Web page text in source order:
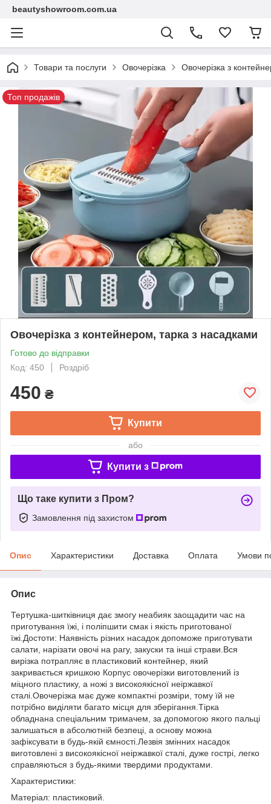
beautyshowroom.com.ua
Товари та послуги Овочерізка Овочерізка з
Топ продажів
Овочерізка з контейнером, тарка з насадками
Готово до відправки
Код: 450
Роздріб
450 ₴
Купити
або
Купити з
Що таке купити з Пром?
Замовлення під захистом
Опис Характеристики Доставка Оплата Умови
Опис
Тертушка-шитківниця дає змогу неабияк заощадити час на
приготування їжі, і поліпшити смак і якість приготованої
їжі.Достоти: Наявність різних насадок допоможе приготувати
салати, нарізати овочі на рагу, закуски та інші страви.Вся
вирізка потрапляє в пластиковий контейнер, який
закривається кришкою Корпус овочерізки виготовлений із
міцного пластику, а ножі з високоякісної неіржавкої
сталі.Овочерізка має дуже компактні розміри, тому їй не
потрібно виділяти багато місця для зберігання.Тірка
обладнана спеціальним тримачем, за допомогою якого пальці
залишаться в абсолютній безпеці, а основу можна
зафіксувати в будь-якій ємності.Лезвія змінних насадок
виготовлені з високоякісної неіржавкої сталі, дуже гострі, легко
справляються з будь-якими твердими продуктами.
Характеристики:
Матеріал: пластиковий.